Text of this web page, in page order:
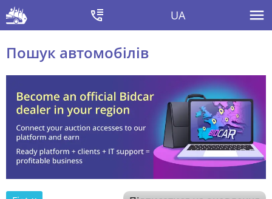
UA
Пошук автомобілів